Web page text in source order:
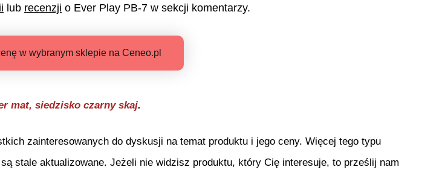
lub recenzji o Ever Play PB-7 w sekcji komentarzy.
w wybranym sklepie na Ceneo.pl
mat, siedzisko czarny skaj.
zainteresowanych do dyskusji na temat produktu i jego ceny. Więcej tego typu
stale aktualizowane. Jeżeli nie widzisz produktu, który Cię interesuje, to prześlij nam